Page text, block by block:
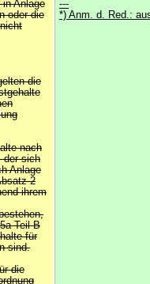
Anlage
oder die
die
nach
der sich
Anlage
2
ihrem
Teil B
für
sind.
die
---
*) Anm. d. Red.: